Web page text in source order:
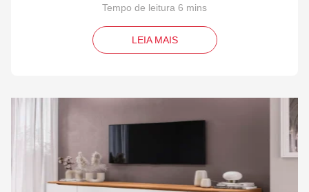
LEIA MAIS